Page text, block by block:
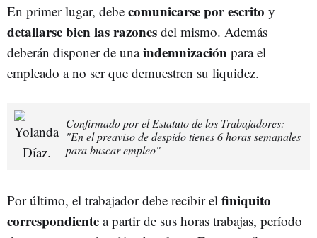
En primer lugar, debe comunicarse por escrito y
detallarse bien las razones del mismo. Además
deberán disponer de unaindemnización para el
empleado a no ser que demuestren su liquidez.
Confirmado por el Estatuto de los Trabajadores:
"En el preaviso de despido tienes 6 horas semanales
para buscar empleo"
Por último, el trabajador debe recibir el finiquito
correspondiente a partir de sus horas trabajas, período